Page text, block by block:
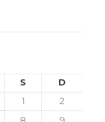
S
D
1
2
8
9